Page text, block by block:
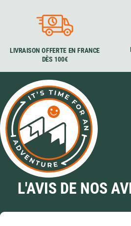
LIVRAISON OFFERTE EN FRANCE
DÈS 100€
L'AVIS DE NOS